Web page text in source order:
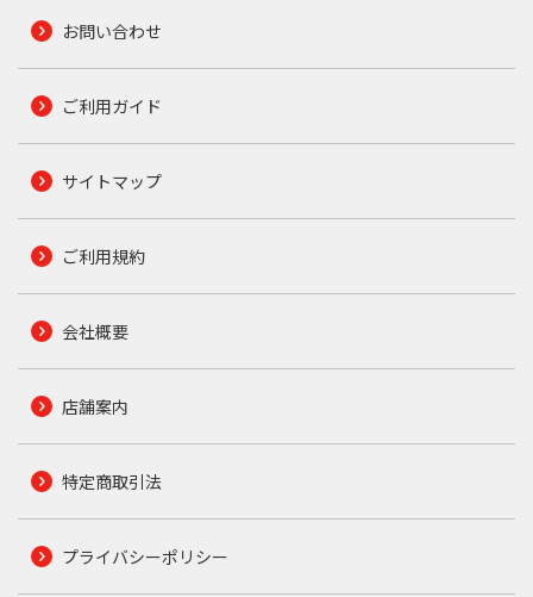
お問い合わせ
ご利用ガイド
サイトマップ
ご利用規約
会社概要
店舗案内
特定商取引法
プライバシーポリシー